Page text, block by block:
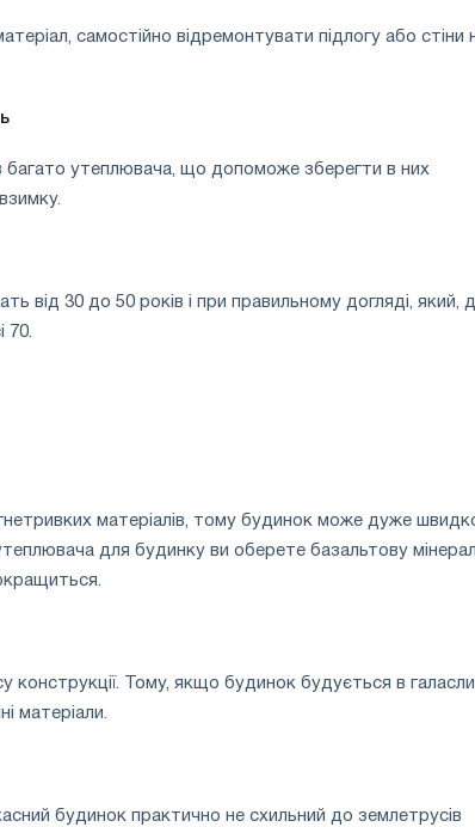
самостійно відремонтувати підлогу або стіни
багато утеплювача, що допоможе зберегти в них
від 30 до 50 років і при правильному догляді, який,
70.
матеріалів, тому будинок може дуже
для будинку ви оберете базальтову
конструкції. Тому, якщо будинок будується в
матеріали.
будинок практично не схильний до землетрусів